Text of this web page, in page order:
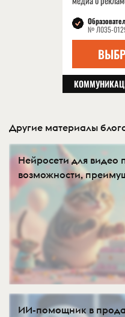
Другие материалы
Нейросети для видео
возможности,
ИИ-помощник в